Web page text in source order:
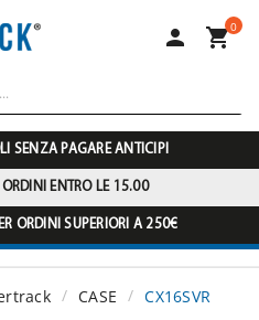
 0
SENZA PAGARE ANTICIPI
ENTRO LE 15.00
ORDINI SUPERIORI A 250€
CASE CX16SVR